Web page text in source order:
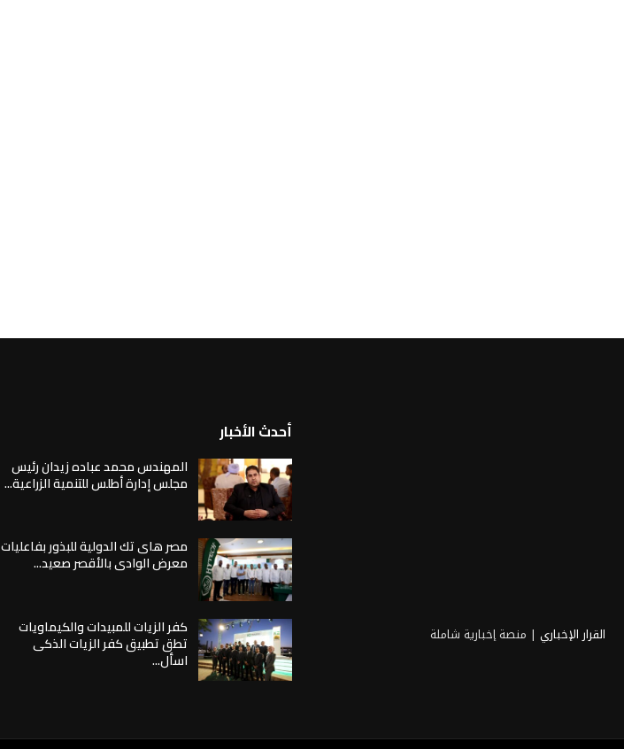
القرار الإخباري | منصة إخبارية شاملة
أحدث الأخبار
المهندس محمد عباده زيدان رئيس
مجلس إدارة أطلس للتنمية الزراعية...
مصر هاى تك الدولية للبذور بفاعليات
معرض الوادى بالأقصر صعيد...
كفر الزيات للمبيدات والكيماويات
تطق تطبيق كفر الزيات الذكى
اسأل...